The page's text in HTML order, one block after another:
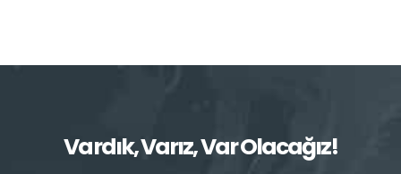
Vardık, Varız, Var Olacağız!